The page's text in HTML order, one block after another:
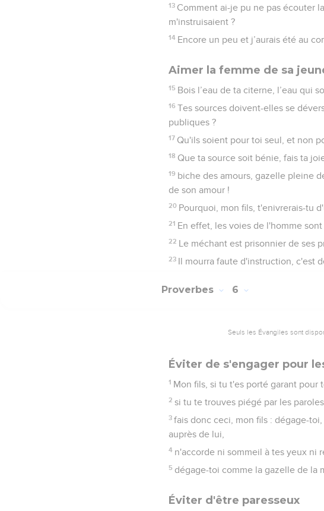
13 Comment ai-je pu ne pas écouter
m'instruisaient ?
14 Encore un peu et j’aurais été au
Aimer la femme de sa
15 Bois l’eau de ta citerne, l’eau qui
16 Tes sources doivent-elles se
publiques ?
17 Qu'ils soient pour toi seul, et non
18 Que ta source soit bénie, fais ta
19 biche des amours, gazelle pleine
de son amour !
20 Pourquoi, mon fils, t'enivrerais-tu
21 En effet, les voies de l'homme
22 Le méchant est prisonnier de ses
23 Il mourra faute d'instruction, c'est
Proverbes 6
Seuls les Évangiles sont
Éviter de s'engager pour
1 Mon fils, si tu t'es porté garant pour
2 si tu te trouves piégé par les
3 fais donc ceci, mon fils : dégage-
auprès de lui,
4 n'accorde ni sommeil à tes yeux ni
5 dégage-toi comme la gazelle de la
Éviter d'être paresseux